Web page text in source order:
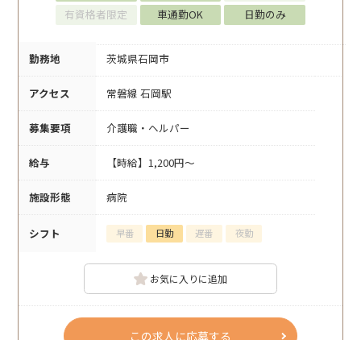
有資格者限定
車通勤OK 日勤のみ
勤務地 茨城県石岡市
アクセス 常磐線 石岡駅
募集要項 介護職・ヘルパー
給与 【時給】1,200円～
施設形態 病院
シフト 早番 日勤 遅番 夜勤
お気に入りに追加
この求人に応募する